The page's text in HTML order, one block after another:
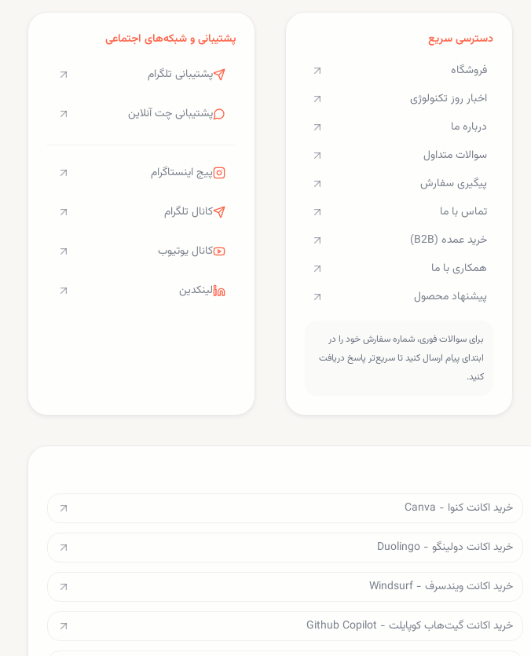
دسترسی سریع
فروشگاه
اخبار روز تکنولوژی
درباره ما
سوالات متداول
پیگیری سفارش
تماس با ما
خرید عمده (B2B)
همکاری با ما
پیشنهاد محصول
برای سوالات فوری، شماره سفارش خود را در
ابتدای پیام ارسال کنید تا سریع‌تر پاسخ دریافت
کنید.
پشتیبانی و شبکه‌های اجتماعی
پشتیبانی تلگرام
پشتیبانی چت آنلاین
پیج اینستاگرام
کانال تلگرام
کانال یوتیوب
لینکدین
خرید اکانت کنوا - Canva
خرید اکانت دولینگو - Duolingo
خرید اکانت ویندسرف - Windsurf
خرید اکانت گیت‌هاب کوپایلت - Github Copilot